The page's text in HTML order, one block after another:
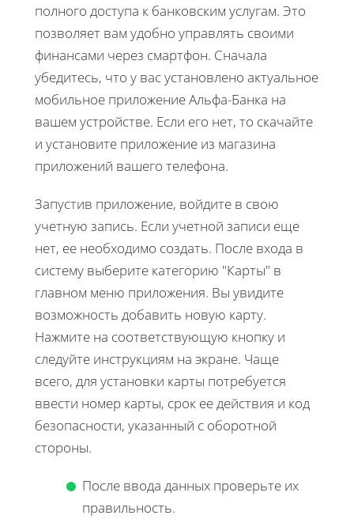
полного доступа к банковским услугам. Это
позволяет вам удобно управлять своими
финансами через смартфон. Сначала
убедитесь, что у вас установлено актуальное
мобильное приложение Альфа-Банка на
вашем устройстве. Если его нет, то скачайте
и установите приложение из магазина
приложений вашего телефона.
Запустив приложение, войдите в свою
учетную запись. Если учетной записи еще
нет, ее необходимо создать. После входа в
систему выберите категорию "Карты" в
главном меню приложения. Вы увидите
возможность добавить новую карту.
Нажмите на соответствующую кнопку и
следуйте инструкциям на экране. Чаще
всего, для установки карты потребуется
ввести номер карты, срок ее действия и код
безопасности, указанный с оборотной
стороны.
После ввода данных проверьте их
правильность.